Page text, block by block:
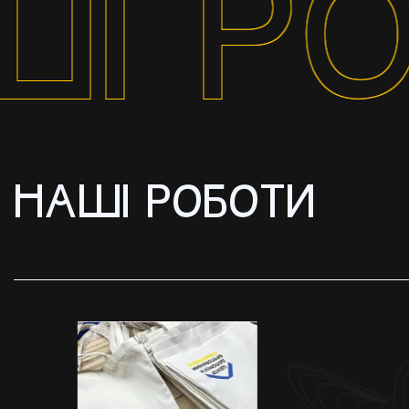
НАШІ РОБОТИ